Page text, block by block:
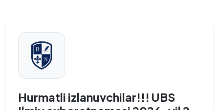
Hurmatli izlanuvchilar!!! UBS